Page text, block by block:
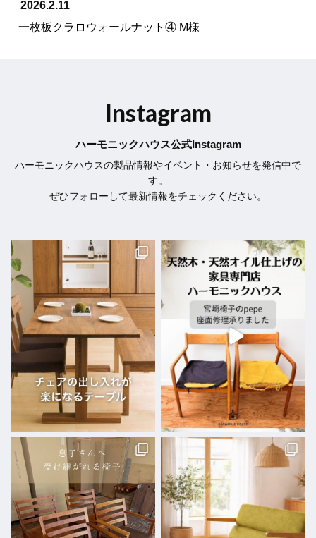
2026.2.11
一枚板クラロウォールナット④ M様
Instagram
ハーモニックハウス公式Instagram
ハーモニックハウスの製品情報やイベント・お知らせを発信中で
す。
ぜひフォローして最新情報をチェックください。